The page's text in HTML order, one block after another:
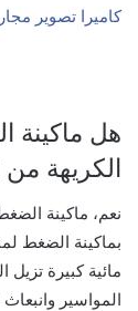
كاميرا تصوير
هل ماكينة
الكريهة
نعم، ماكينة
بماكينة الضغط
مائية كبيرة
المواسير